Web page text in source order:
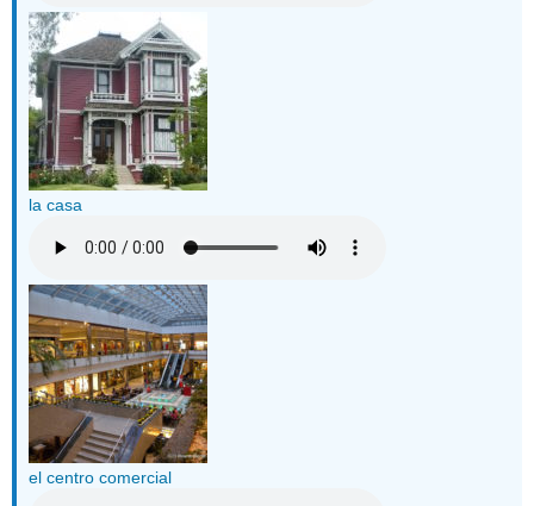
la casa
el centro comercial